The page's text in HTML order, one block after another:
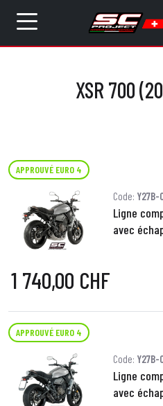
XSR 700
APPROUVÉ EURO 4
Code: Y27B-
Ligne
avec
1 740,00 CHF
APPROUVÉ EURO 4
Code: Y27B-
Ligne
avec